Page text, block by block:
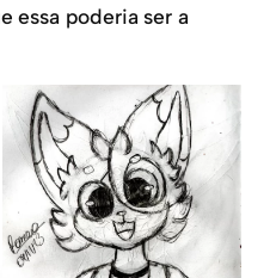
essa poderia ser a